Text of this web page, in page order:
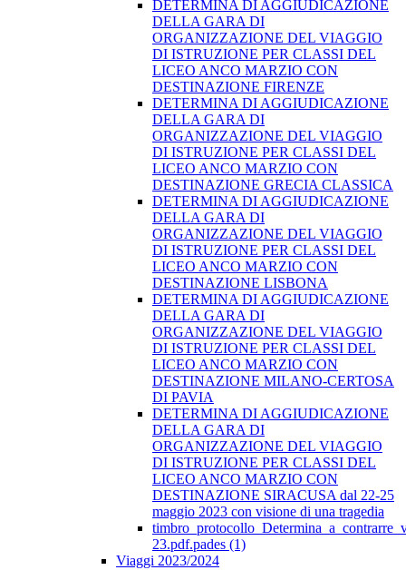
DETERMINA DI AGGIUDICAZIONE
DELLA GARA DI
ORGANIZZAZIONE DEL VIAGGIO
DI ISTRUZIONE PER CLASSI DEL
LICEO ANCO MARZIO CON
DESTINAZIONE FIRENZE
DETERMINA DI AGGIUDICAZIONE
DELLA GARA DI
ORGANIZZAZIONE DEL VIAGGIO
DI ISTRUZIONE PER CLASSI DEL
LICEO ANCO MARZIO CON
DESTINAZIONE GRECIA CLASSICA
DETERMINA DI AGGIUDICAZIONE
DELLA GARA DI
ORGANIZZAZIONE DEL VIAGGIO
DI ISTRUZIONE PER CLASSI DEL
LICEO ANCO MARZIO CON
DESTINAZIONE LISBONA
DETERMINA DI AGGIUDICAZIONE
DELLA GARA DI
ORGANIZZAZIONE DEL VIAGGIO
DI ISTRUZIONE PER CLASSI DEL
LICEO ANCO MARZIO CON
DESTINAZIONE MILANO-CERTOSA
DI PAVIA
DETERMINA DI AGGIUDICAZIONE
DELLA GARA DI
ORGANIZZAZIONE DEL VIAGGIO
DI ISTRUZIONE PER CLASSI DEL
LICEO ANCO MARZIO CON
DESTINAZIONE SIRACUSA dal 22-25
maggio 2023 con visione di una tragedia
23.pdf.pades (1)
Viaggi 2023/2024